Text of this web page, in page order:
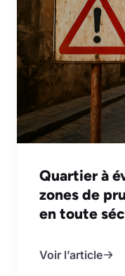
Quartier à
zones de
en toute
Voir l’article